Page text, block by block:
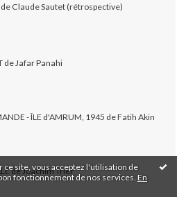
ce site, vous acceptez l'utilisation de
fonctionnement de nos services. En
de Claude Sautet (rétrospective)
de Jafar Panahi
- ÎLE d'AMRUM, 1945 de Fatih Akin
de Joachim Trier